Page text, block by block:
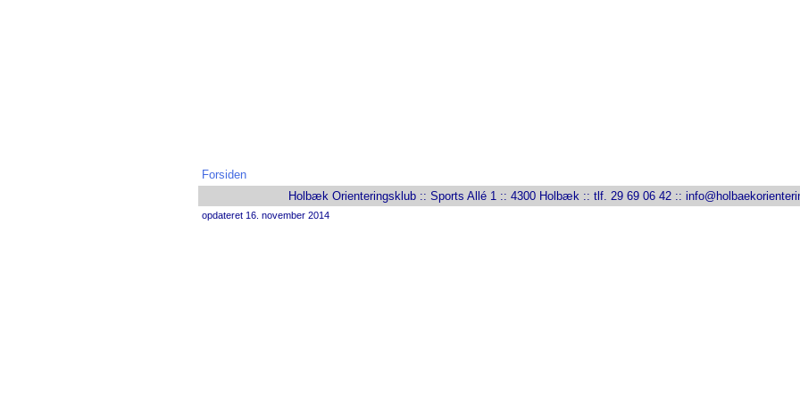
Forsiden
Holbæk Orienteringsklub :: Sports Allé 1 :: 4300 Holbæk :: tlf. 29 69 06 42 ::
opdateret 16. november 2014